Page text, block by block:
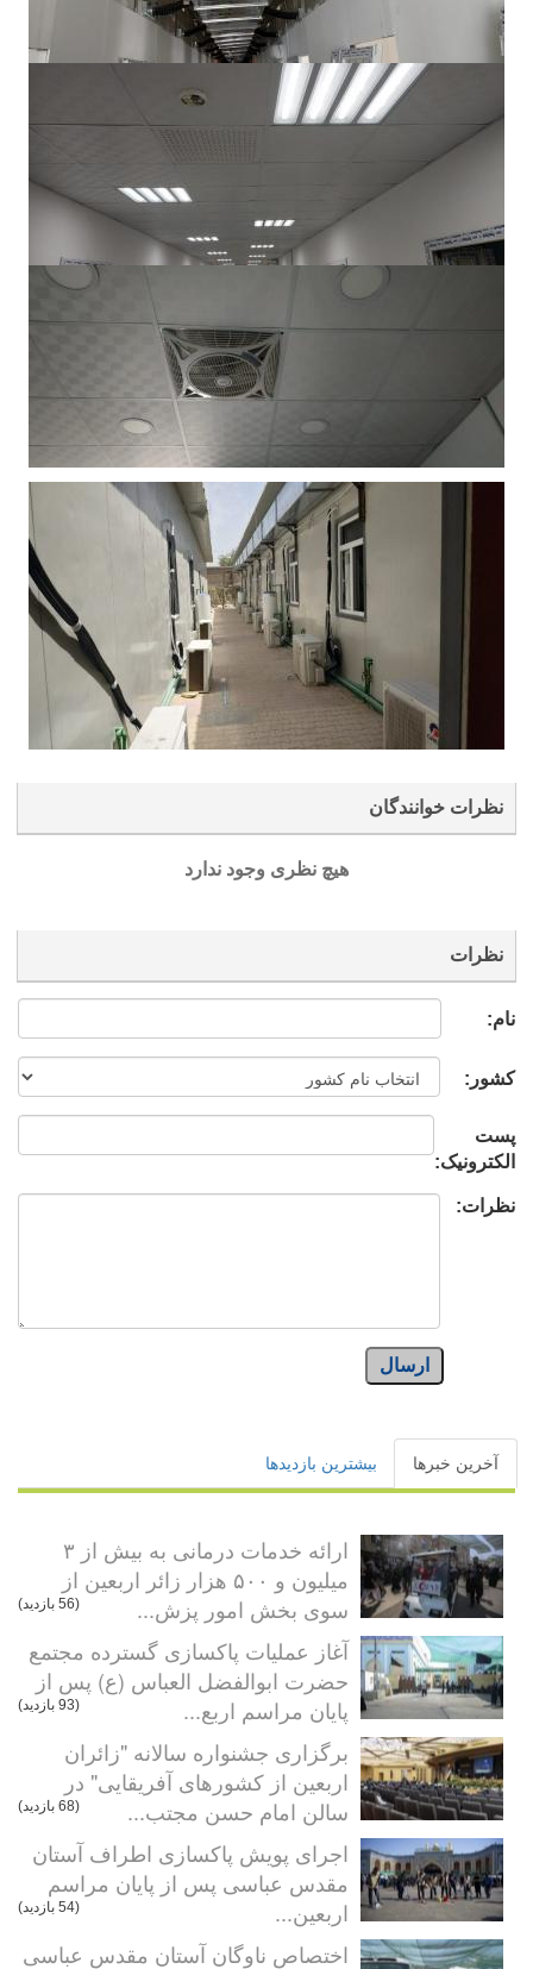
نظرات خوانندگان
هیچ نظری وجود ندارد
نظرات
نام:
کشور:
پست
الکترونیک:
نظرات:
ارسال
آخرین خبرها بیشترین بازدیدها
ارائه خدمات درمانی به بیش از ۳
میلیون و ۵۰۰ هزار زائر اربعین از
سوی بخش امور پزش...
(56 بازدید)
آغاز عملیات پاکسازی گسترده مجتمع
حضرت ابوالفضل العباس (ع) پس از
پایان مراسم اربع...
(93 بازدید)
برگزاری جشنواره سالانه "زائران
اربعین از کشورهای آفریقایی" در
سالن امام حسن مجتب...
(68 بازدید)
اجرای پویش پاکسازی اطراف آستان
مقدس عباسی پس از پایان مراسم
اربعین...
(54 بازدید)
اختصاص ناوگان آستان مقدس عباسی